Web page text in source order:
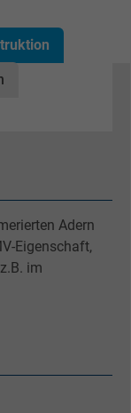
Adern
Eigenschaft,
im